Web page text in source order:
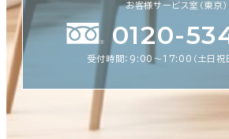
お客様サービス室（東京）
0120-
受付時間：9:00〜17:00（土日祝